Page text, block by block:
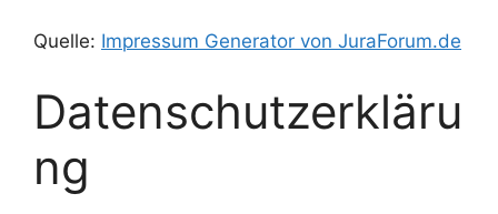
Quelle: Impressum Generator von JuraForum.de
Datenschutzerkläru
ng